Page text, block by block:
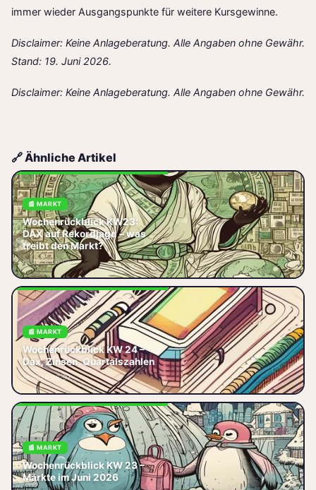
immer wieder Ausgangspunkte für weitere Kursgewinne.
Disclaimer: Keine Anlageberatung. Alle Angaben ohne Gewähr.
Stand: 19. Juni 2026.
Disclaimer: Keine Anlageberatung. Alle Angaben ohne Gewähr.
🔗 Ähnliche Artikel
📰 MARKT
Wochenrückblick KW23:
DAX auf Rekordjagd – was
treibt den Markt?
📅 2026-06-06
Der DAX startet in KW23 mit
neuen Allzeithochs. Wir
analysieren die Treiber: EZB-
Sitzung, US-Arbeitsmarktdaten,
Quartals
📰 MARKT
Wochenrückblick KW 24 –
Dax, Zinsen, Quartalszahlen
📅 2026-08-07
Wochenrückblick KW 24 – Dax,
Zinsen, Quartalszahlen Diese
Woche hatte es in sich. Der DAX
kämpfte, die Zinsen machten e
📰 MARKT
Wochenrückblick KW 23 –
Märkte im Juni 2026
Wochenrückblick KW 23 – Was
die Märkte diese Woche wirklich
bewegt hat Die KW 23 hat es in